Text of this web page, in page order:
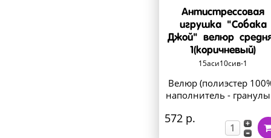
Антистрессовая
игрушка "Собака
Джой" велюр
1(коричневый)
15аси10сив-1
Велюр (полиэстер
наполнитель -
572 р.